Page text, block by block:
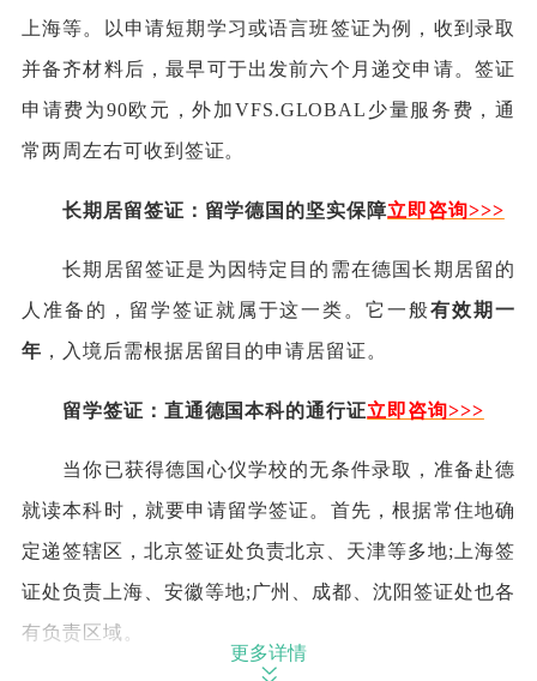
上海等。以申请短期学习或语言班签证为例，收到录取
并备齐材料后，最早可于出发前六个月递交申请。签证
申请费为90欧元，外加VFS.GLOBAL少量服务费，通
常两周左右可收到签证。
长期居留签证：留学德国的坚实保障立即咨询>>>
长期居留签证是为因特定目的需在德国长期居留的
人准备的，留学签证就属于这一类。它一般有效期一
年 ，入境后需根据居留目的申请居留证。
留学签证：直通德国本科的通行证立即咨询>>>
当你已获得德国心仪学校的无条件录取，准备赴德
就读本科时，就要申请留学签证。首先，根据常住地确
定递签辖区，北京签证处负责北京、天津等多地;上海签
证处负责上海、安徽等地;广州、成都、沈阳签证处也各
有负责区域。
更多详情